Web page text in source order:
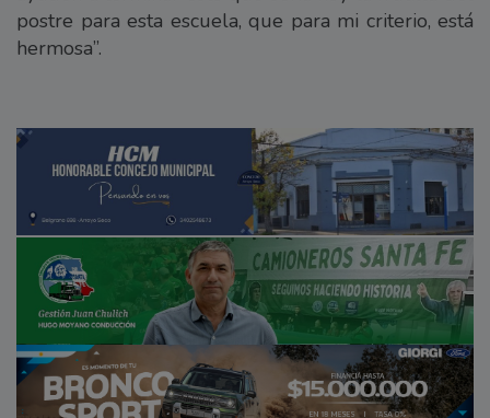
postre para esta escuela, que para mi criterio, está
hermosa”.